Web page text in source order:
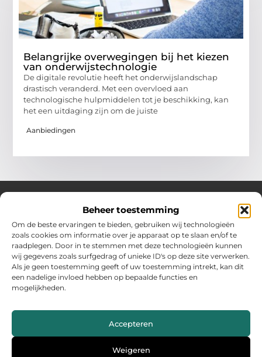
Beheer toestemming
Om de beste ervaringen te bieden, gebruiken wij technologieën
zoals cookies om informatie over je apparaat op te slaan en/of te
raadplegen. Door in te stemmen met deze technologieën kunnen
wij gegevens zoals surfgedrag of unieke ID's op deze site verwerken.
Als je geen toestemming geeft of uw toestemming intrekt, kan dit
een nadelige invloed hebben op bepaalde functies en
mogelijkheden.
Accepteren
Weigeren
Belangrijke overwegingen bij het kiezen
van onderwijstechnologie
De digitale revolutie heeft het onderwijslandschap
drastisch veranderd. Met een overvloed aan
technologische hulpmiddelen tot je beschikking, kan
het een uitdaging zijn om de juiste
Aanbiedingen
Over Hollandwinkelt
Jouw bron voor inspiratie en handige tips voor het dagelijks
leven.
Verken een gevarieerde selectie blogs en artikelen boordevol
praktische adviezen en verrassende inzichten om het beste uit
elke dag te halen.